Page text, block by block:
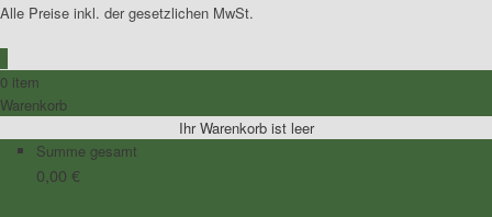
Alle Preise inkl. der gesetzlichen MwSt.
0 item
Warenkorb
Ihr Warenkorb ist leer
Summe gesamt
0,00 €